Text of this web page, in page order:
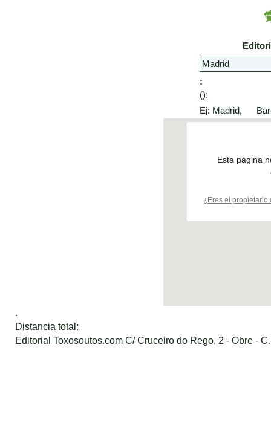
:
():
Ej: Madrid,
Esta página
¿Eres el propietario
.
Distancia total:
Editorial Toxosoutos.com C/ Cruceiro do Rego, 2 - Obre -